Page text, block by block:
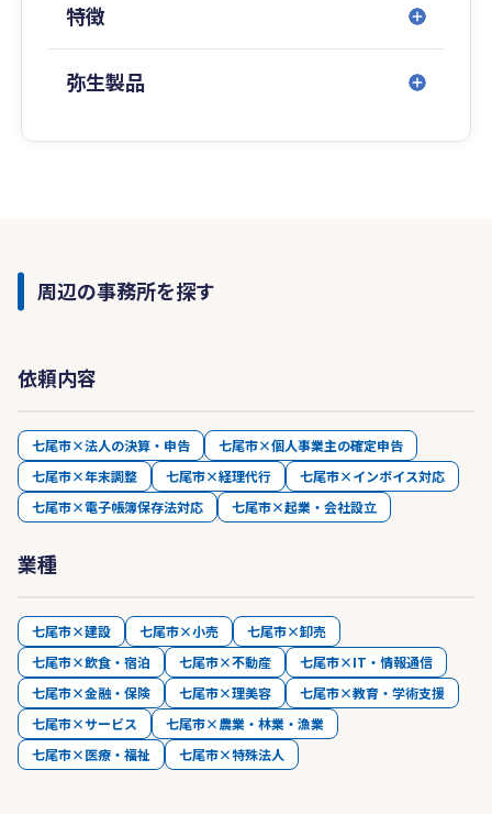
特徴
弥生製品
周辺の事務所を探す
依頼内容
七尾市×法人の決算・申告
七尾市×個人事業主の確定申告
七尾市×年末調整
七尾市×経理代行
七尾市×インボイス対応
七尾市×電子帳簿保存法対応
七尾市×起業・会社設立
業種
七尾市×建設 七尾市×小売
七尾市×卸売
七尾市×飲食・宿泊
七尾市×不動産
七尾市×IT・情報通信
七尾市×金融・保険
七尾市×理美容
七尾市×教育・学術支援
七尾市×サービス
七尾市×農業・林業・漁業
七尾市×医療・福祉
七尾市×特殊法人